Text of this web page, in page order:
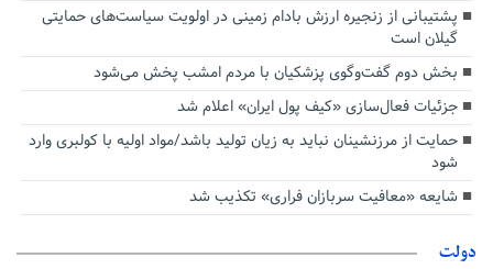
پشتیبانی از زنجیره ارزش بادام زمینی در اولویت سیاست‌های حمایتی
گیلان است
بخش دوم گفت‌وگوی پزشکیان با مردم امشب پخش می‌شود
جزئیات فعال‌سازی «کیف پول ایران» اعلام شد
حمایت از مرزنشینان نباید به زیان تولید باشد/مواد اولیه با کولبری وارد
شود
شایعه «معافیت سربازان فراری» تکذیب شد
دولت